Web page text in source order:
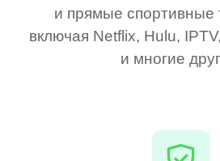
и прямые спортивные
включая Netflix, Hulu,
и многие